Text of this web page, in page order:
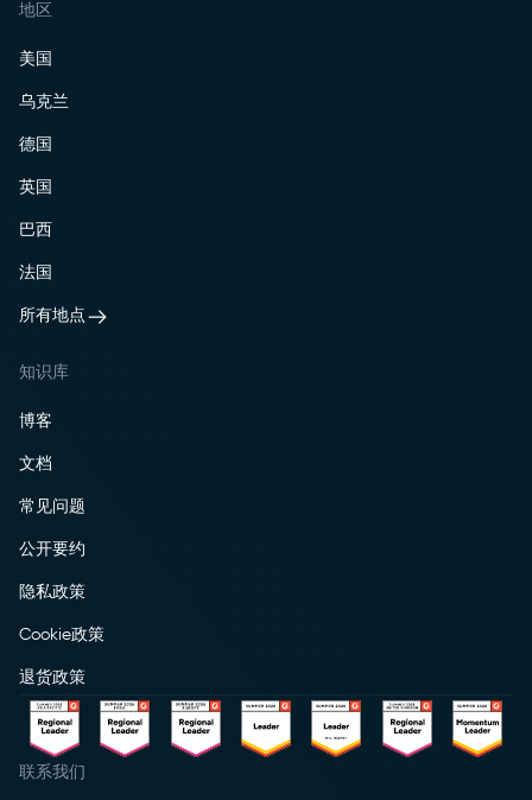
地区
美国
乌克兰
德国
英国
巴西
法国
所有地点
知识库
博客
文档
常见问题
公开要约
隐私政策
Cookie政策
退货政策
联系我们